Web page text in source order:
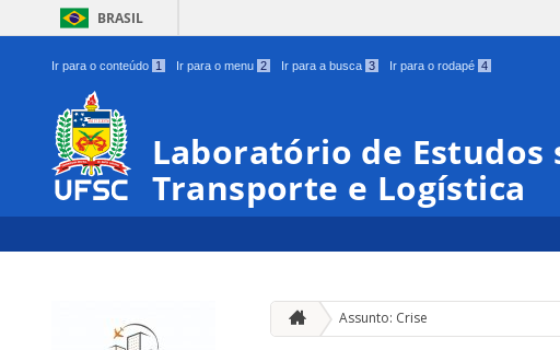
BRASIL
Ir para o conteúdo 1 Ir para o menu 2 Ir para a busca 3 Ir para o rodapé 4
Laboratório de Estudos
Transporte e Logística
Assunto: Crise